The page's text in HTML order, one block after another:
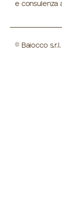
e consulenza
© Baiocco